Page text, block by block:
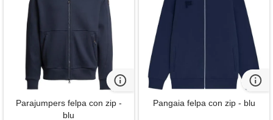
Parajumpers felpa con zip -
blu
Pangaia felpa con zip - blu